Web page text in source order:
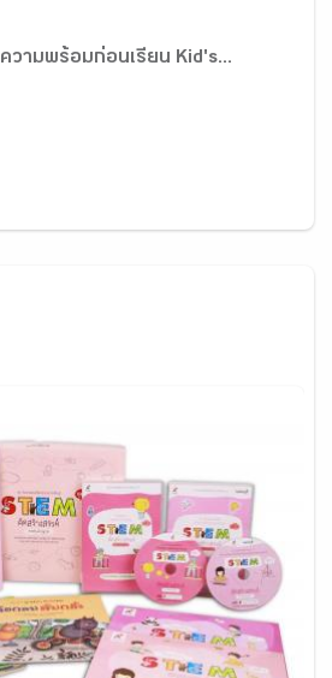
วามพร้อมก่อนเรียน Kid's...